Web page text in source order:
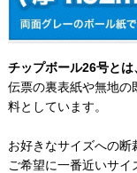
チップボール26号と
伝票の裏表紙や無地
料としています。
お好きなサイズへの断
ご希望に一番近いサ